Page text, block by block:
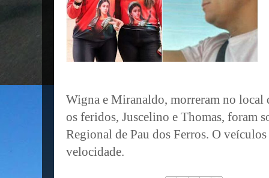
Wigna e Miranaldo, morreram no local
os feridos, Juscelino e Thomas, foram
Regional de Pau dos Ferros. O
velocidade.